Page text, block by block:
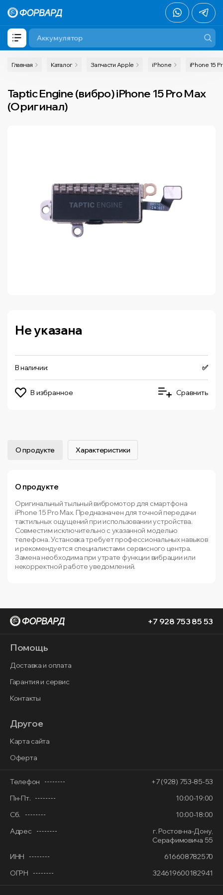
Главная Каталог Запчасти Apple iPhone iPhone 15
Taptic Engine (вибро) iPhone 15 Pro Max
(Оригинал)
Не указана
В наличии: ✅
В избранное Сравнить
О продукте Характеристики
О продукте
Оригинальный тыльный вибромотор для смартфона
iPhone 15 Pro Max. Предназначен для точной передачи
тактильных ощущений при использовании устройства.
Совместим исключительно с указанной моделью
телефона. Установка требует профессиональных навыков
и рекомендуется специалистами сервисного центра.
Замена необходима при утрате функции вибрации или
некорректной работе уведомлений.
+7 928 753 85 53
Помощь
Доставка и оплата
Гарантия и сервис
Контакты
Другое
Карта сайта
Оферта
Телефон
+7 (928) 753-85-53
Пн-Пт.
10:00-19:00
Сб.
10:00-18:00
Адрес
г. Ростов-на-Дону,
Серафимовича 55
ИНН
616608782570
ОГРН
324619600182941